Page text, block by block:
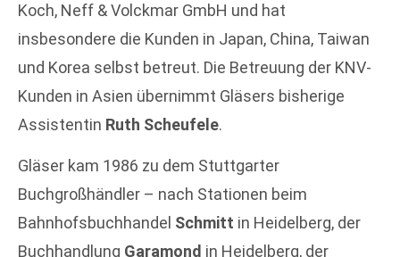
Koch, Neff & Volckmar GmbH und hat
insbesondere die Kunden in Japan, China, Taiwan
und Korea selbst betreut. Die Betreuung der KNV-
Kunden in Asien übernimmt Gläsers bisherige
Assistentin Ruth Scheufele.
Gläser kam 1986 zu dem Stuttgarter
Buchgroßhändler – nach Stationen beim
Bahnhofsbuchhandel Schmitt in Heidelberg, der
Buchhandlung Garamond in Heidelberg, der